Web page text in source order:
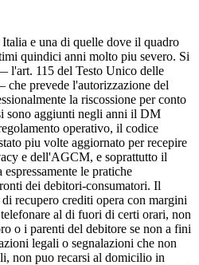
e una di quelle dove il quadro
quindici anni molto piu severo. Si
l'art. 115 del Testo Unico delle
prevede l'autorizzazione del
la riscossione per conto
sono aggiunti negli anni il DM
operativo, il codice
piu volte aggiornato per recepire
e dell'AGCM, e soprattutto il
le pratiche
dei debitori-consumatori. Il
recupero crediti opera con margini
al di fuori di certi orari, non
o i parenti del debitore se non a fini
legali o segnalazioni che non
non puo recarsi al domicilio in